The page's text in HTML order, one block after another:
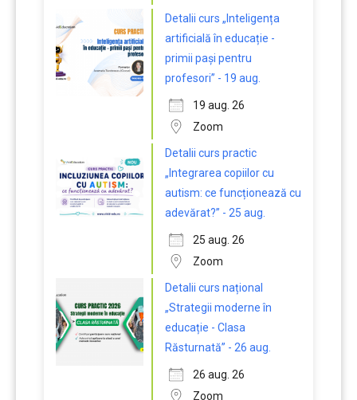
Detalii curs „Inteligența
artificială în educație -
primii pași pentru
profesori” - 19 aug.
19 aug. 26
Zoom
Detalii curs practic
„Integrarea copiilor cu
autism: ce funcționează cu
adevărat?” - 25 aug.
25 aug. 26
Zoom
Detalii curs național
„Strategii moderne în
educație - Clasa
Răsturnată” - 26 aug.
26 aug. 26
Zoom